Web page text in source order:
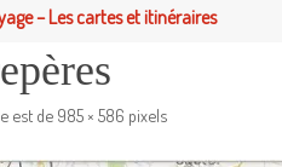
– Les cartes et itinéraires
est de 985 × 586 pixels